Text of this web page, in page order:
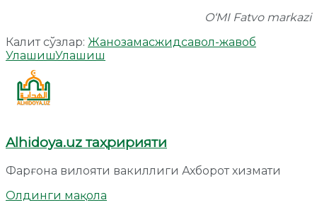
O‘MI Fatvo markazi
Калит сўзлар: Жанозамасжидсавол-жавоб
УлашишУлашиш
Alhidoya.uz таҳририяти
Фарғона вилояти вакиллиги Ахборот хизмати
Олдинги мақола